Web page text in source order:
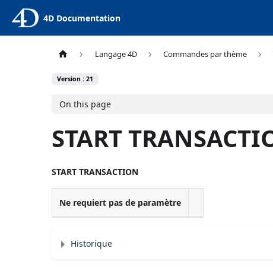
4D Documentation
Langage 4D Commandes par thème
Version : 21
On this page
START
START TRANSACTION
Ne requiert pas de paramètre
Historique